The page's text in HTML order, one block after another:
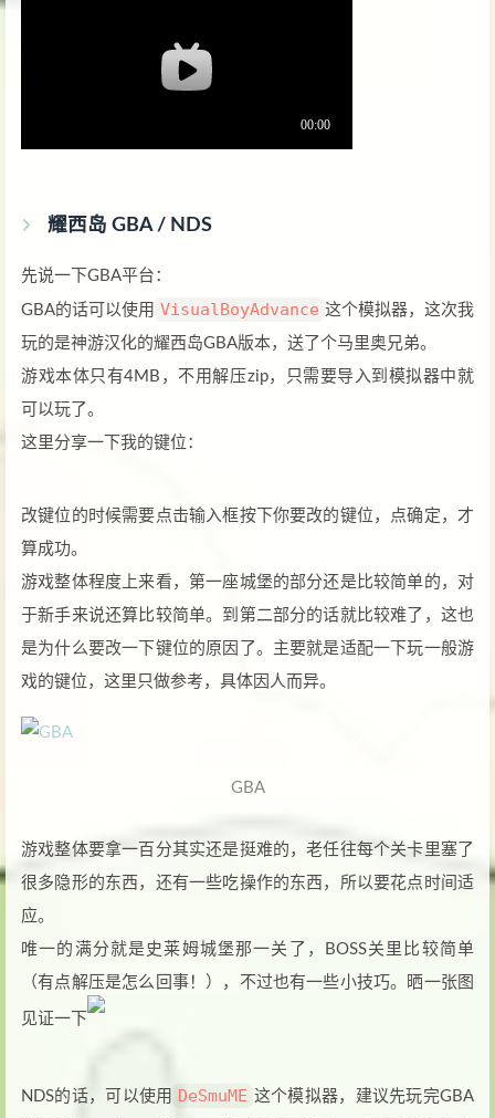
耀西岛 GBA / NDS
先说一下GBA平台：
GBA的话可以使用 VisualBoyAdvance 这个模拟器，这次我
玩的是神游汉化的耀西岛GBA版本，送了个马里奥兄弟。
游戏本体只有4MB，不用解压zip，只需要导入到模拟器中就
可以玩了。
这里分享一下我的键位：
改键位的时候需要点击输入框按下你要改的键位，点确定，才
算成功。
游戏整体程度上来看，第一座城堡的部分还是比较简单的，对
于新手来说还算比较简单。到第二部分的话就比较难了，这也
是为什么要改一下键位的原因了。主要就是适配一下玩一般游
戏的键位，这里只做参考，具体因人而异。
GBA
游戏整体要拿一百分其实还是挺难的，老任往每个关卡里塞了
很多隐形的东西，还有一些吃操作的东西，所以要花点时间适
应。
唯一的满分就是史莱姆城堡那一关了，BOSS关里比较简单
（有点解压是怎么回事！），不过也有一些小技巧。晒一张图
见证一下
NDS的话，可以使用 DeSmuME 这个模拟器，建议先玩完GBA